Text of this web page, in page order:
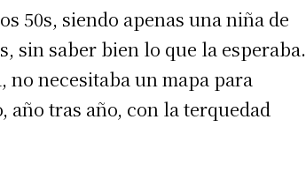
50s, siendo apenas una niña de
sin saber bien lo que la esperaba.
necesitaba un mapa para
año tras año, con la terquedad